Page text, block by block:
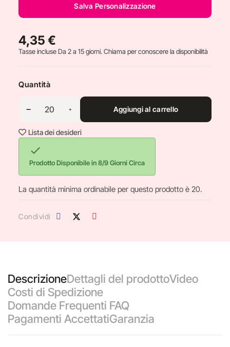
Salva Personalizzazione
4,35 €
Tasse incluseDa 2 a 15 giorni. Chiama per conoscere la disponibilità
Quantità
Aggiungi al carrello
Lista dei desideri

Prodotto Disponibile in 8/9 Giorni Circa
La quantità minima ordinabile per questo prodotto è 20.
Condividi
DescrizioneDettagli del prodottoVideo
Costi di Spedizione
Domande Frequenti FAQ
Pagamenti AccettatiGaranzia